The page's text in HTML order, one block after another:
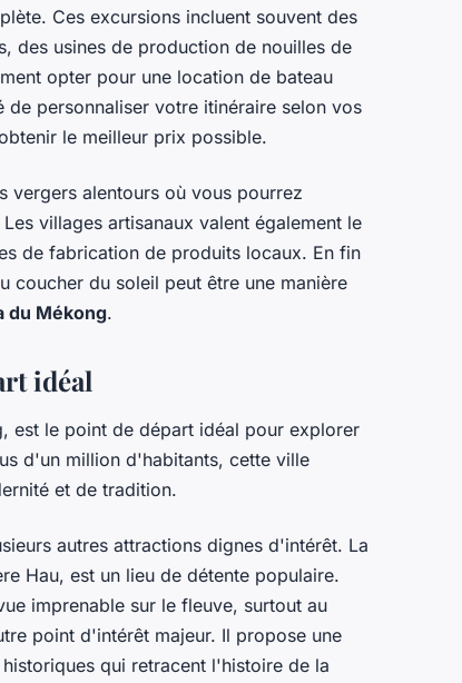
Ces excursions incluent souvent des
des usines de production de nouilles de
opter pour une location de bateau
personnaliser votre itinéraire selon vos
le meilleur prix possible.
vergers alentours où vous pourrez
villages artisanaux valent également le
de fabrication de produits locaux. En fin
coucher du soleil peut être une manière
du Mékong.
idéal
est le point de départ idéal pour explorer
d'un million d'habitants, cette ville
et de tradition.
autres attractions dignes d'intérêt. La
Hau, est un lieu de détente populaire.
imprenable sur le fleuve, surtout au
point d'intérêt majeur. Il propose une
qui retracent l'histoire de la